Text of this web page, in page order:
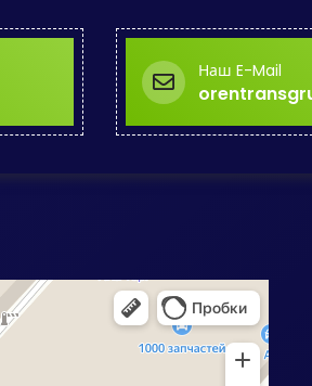
Наш E-Mail